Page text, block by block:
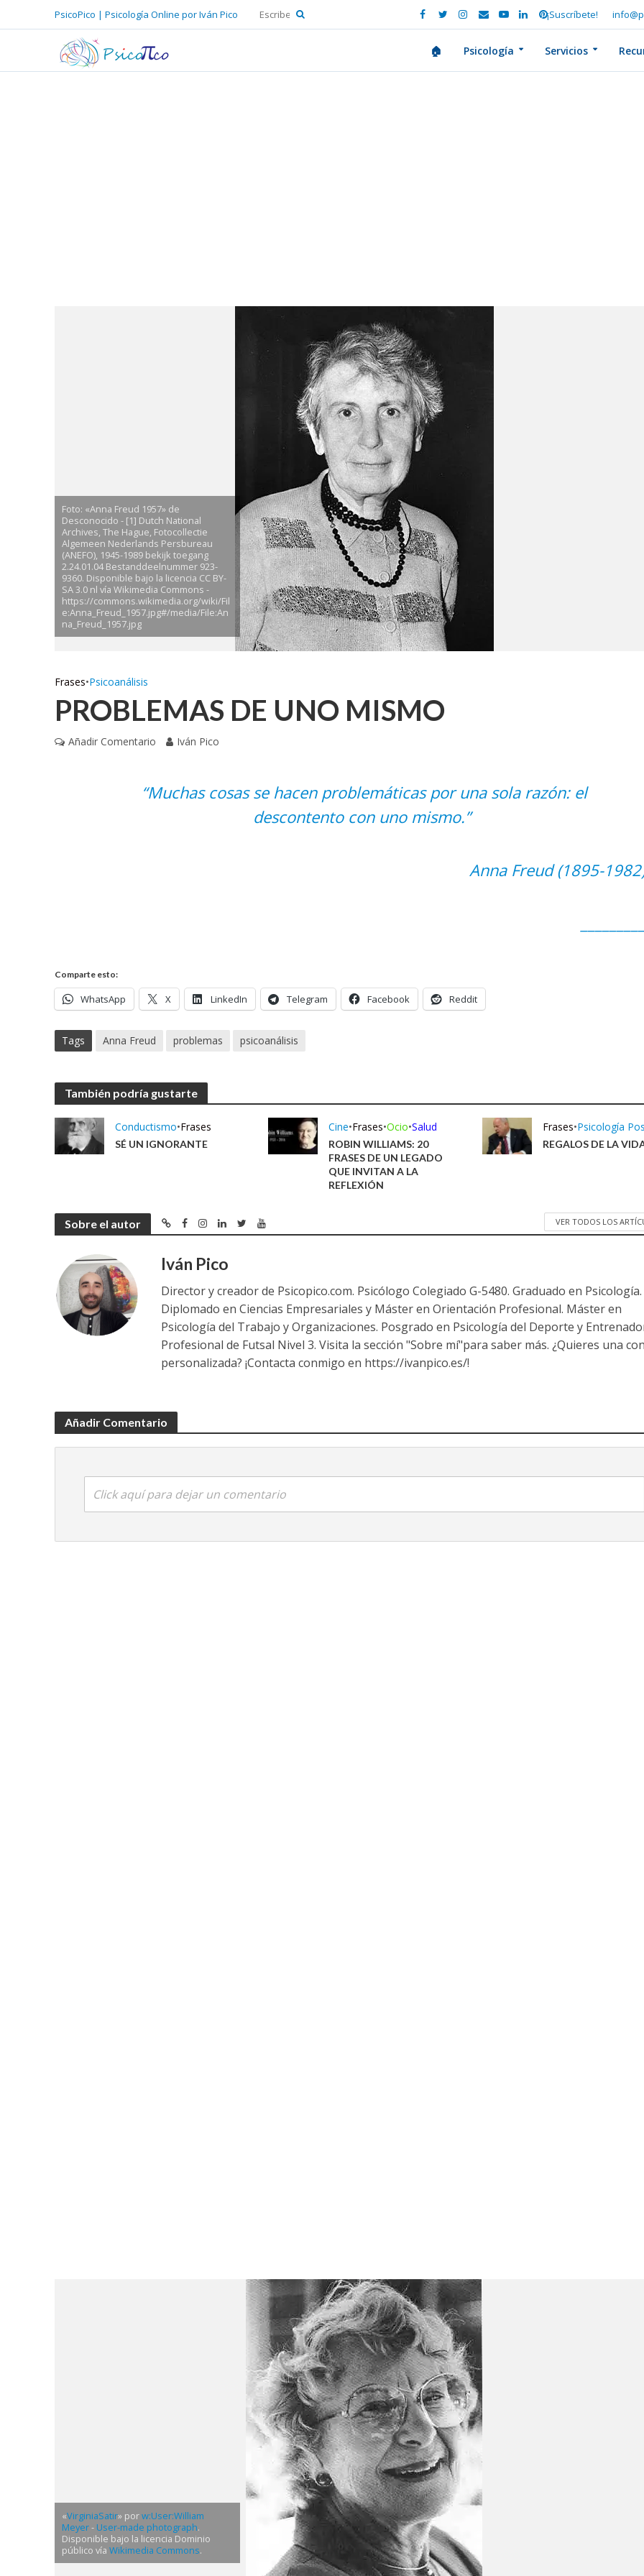
PsicoPico | Psicología Online por Iván Pico ¡Suscríbete!
🏠 Psicología Servicios
Foto: «Anna Freud 1957» de
Desconocido - [1] Dutch National
Archives, The Hague, Fotocollectie
Algemeen Nederlands Persbureau
(ANEFO), 1945-1989 bekijk toegang
2.24.01.04 Bestanddeelnummer 923-
9360. Disponible bajo la licencia CC BY-
SA 3.0 nl vía Wikimedia Commons -
https://commons.wikimedia.org/wiki/Fil
e:Anna_Freud_1957.jpg#/media/File:An
na_Freud_1957.jpg
Frases•Psicoanálisis
PROBLEMAS DE UNO MISMO
Añadir Comentario Iván Pico
“Muchas cosas se hacen problemáticas por una sola razón: el
descontento con uno mismo.”
Anna Freud (1895-
Comparte esto:
WhatsApp X LinkedIn Telegram Facebook Reddit
Tags Anna Freud problemas psicoanálisis
También podría gustarte
Conductismo•Frases
SÉ UN IGNORANTE
Cine•Frases•Ocio•Salud
ROBIN WILLIAMS: 20
FRASES DE UN LEGADO
QUE INVITAN A LA
REFLEXIÓN
Frases•Psicología
REGALOS DE LA
Sobre el autor VER TODOS LOS
Iván Pico
Director y creador de Psicopico.com. Psicólogo Colegiado G-5480. Graduado en Psicología.
Diplomado en Ciencias Empresariales y Máster en Orientación Profesional. Máster en
Psicología del Trabajo y Organizaciones. Posgrado en Psicología del Deporte y
Profesional de Futsal Nivel 3. Visita la sección "Sobre mí"para saber más. ¿Quieres una
personalizada? ¡Contacta conmigo en https://ivanpico.es/!
Añadir Comentario
Click aquí para dejar un comentario
«VirginiaSatir» porw:User:William
Meyer- User-made photograph.
Disponible bajo la licencia Dominio
público vía Wikimedia Commons.